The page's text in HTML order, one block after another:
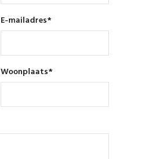
E-mailadres*
Woonplaats*